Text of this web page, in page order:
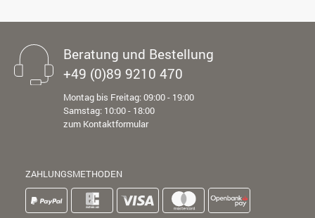
Beratung und Bestellung
+49 (0)89 9210 470
Montag bis Freitag: 09:00 - 19:00
Samstag: 10:00 - 18:00
zum Kontaktformular
ZAHLUNGSMETHODEN